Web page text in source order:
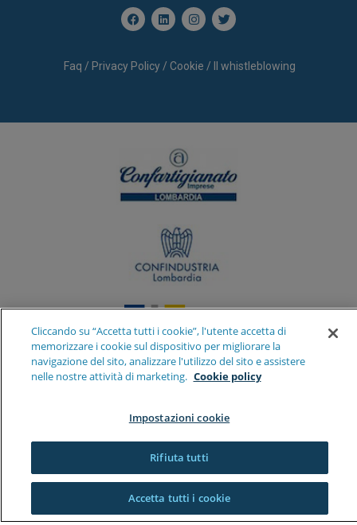
Faq / Privacy Policy / Cookie / Il whistleblowing
Cliccando su “Accetta tutti i cookie”, l'utente accetta di
memorizzare i cookie sul dispositivo per migliorare la
navigazione del sito, analizzare l'utilizzo del sito e assistere
nelle nostre attività di marketing. Cookie policy
Impostazioni cookie
Rifiuta tutti
Accetta tutti i cookie